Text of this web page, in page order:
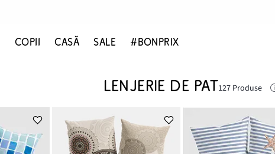
COPII CASĂ SALE #BONPRIX
LENJERIE DE PAT127 Produse